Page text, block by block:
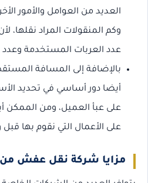
العديد من العوامل والأمور
وكم المنقولات المراد نقلها،
عدد العربات المستخدمة وعدد
بالإضافة إلى المسافة
أيضا دور أساسي في تحديد
على عبأ العميل، ومن الممكن
على الأعمال التي نقوم بها
مزايا شركة نقل عفش من